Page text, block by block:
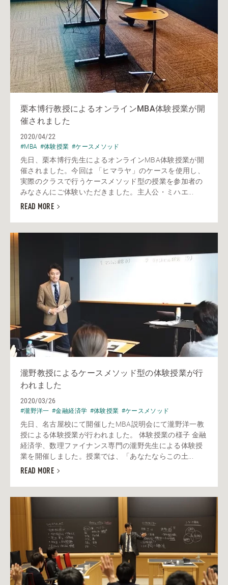
栗本博行教授によるオンラインMBA体験授業が開
催されました
2020/04/22
#MBA #体験授業 #ケースメソッド
先日、栗本博行先生によるオンラインMBA体験授業が開
催されました。今回は 「ヒマラヤ」のケースを使用し、
実際のクラスで行うケースメソッド型の授業を参加者の
みなさんにご体験いただきました。主人公・ミハエ...
READ MORE
瀧野教授によるケースメソッド型の体験授業が行
われました
2020/03/26
#瀧野洋一 #金融経済学 #体験授業 #ケースメソッド
先日、名古屋校にて開催したMBA説明会にて瀧野洋一教
授による体験授業が行われました。 体験授業の様子 金融
経済学、数理ファイナンス専門の瀧野先生による体験授
業を開催しました。授業では、「あなたならこの土...
READ MORE